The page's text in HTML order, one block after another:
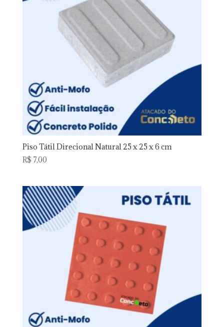
Piso Tátil Direcional Natural 25 x 25 x 6 cm
R$ 7,00